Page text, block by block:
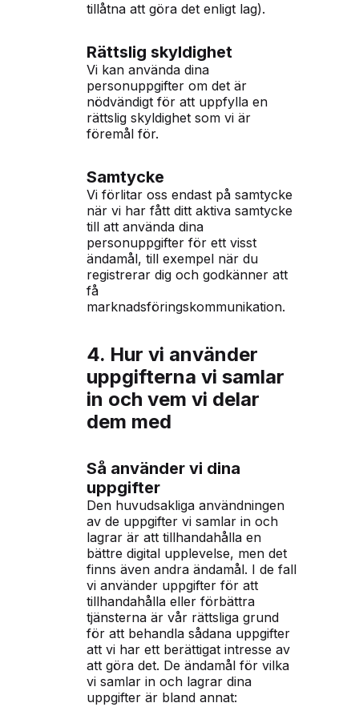
tillåtna att göra det enligt lag).
Rättslig skyldighet
Vi kan använda dina
personuppgifter om det är
nödvändigt för att uppfylla en
rättslig skyldighet som vi är
föremål för.
Samtycke
Vi förlitar oss endast på samtycke
när vi har fått ditt aktiva samtycke
till att använda dina
personuppgifter för ett visst
ändamål, till exempel när du
registrerar dig och godkänner att
få
marknadsföringskommunikation.
4. Hur vi använder
uppgifterna vi samlar
in och vem vi delar
dem med
Så använder vi dina
uppgifter
Den huvudsakliga användningen
av de uppgifter vi samlar in och
lagrar är att tillhandahålla en
bättre digital upplevelse, men det
finns även andra ändamål. I de fall
vi använder uppgifter för att
tillhandahålla eller förbättra
tjänsterna är vår rättsliga grund
för att behandla sådana uppgifter
att vi har ett berättigat intresse av
att göra det. De ändamål för vilka
vi samlar in och lagrar dina
uppgifter är bland annat: